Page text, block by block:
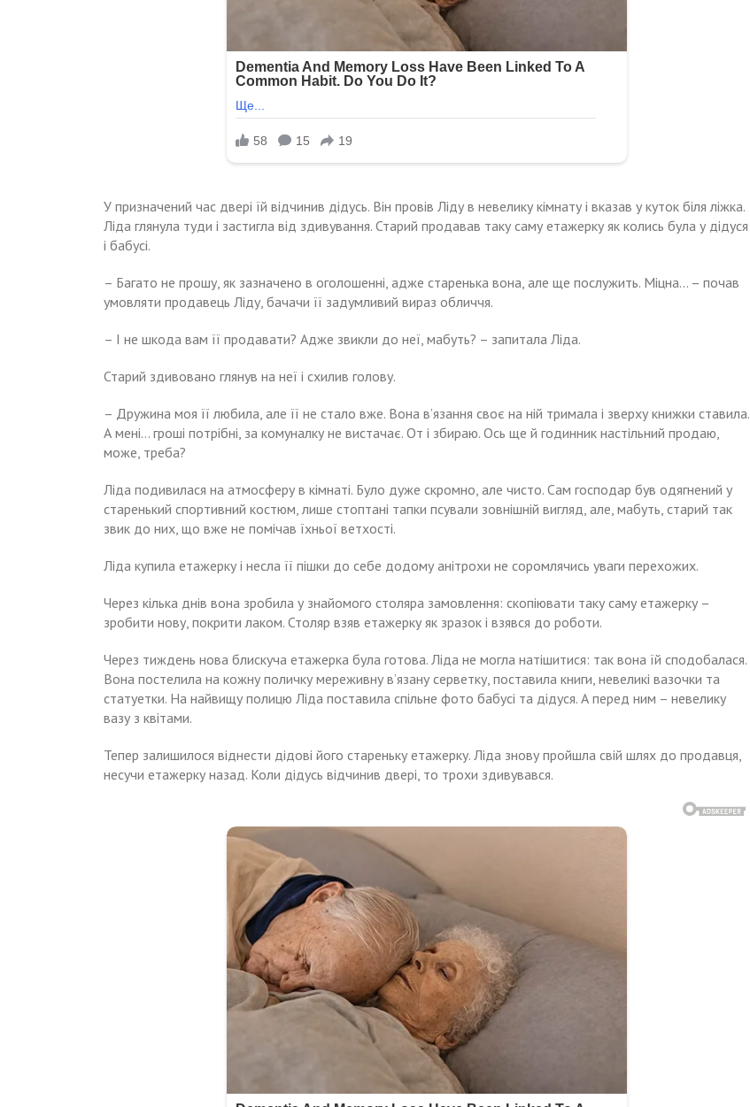
У призначений час двері їй відчинив дідусь. Він провів Ліду в невелику кімнату і вказав у куток біля ліжка.
Ліда глянула туди і застигла від здивування. Старий продавав таку саму етажерку як колись була у дідуся
і бабусі.
– Багато не прошу, як зазначено в оголошенні, адже старенька вона, але ще послужить. Міцна… – почав
умовляти продавець Ліду, бачачи її задумливий вираз обличчя.
– І не шкода вам її продавати? Адже звикли до неї, мабуть? – запитала Ліда.
Старий здивовано глянув на неї і схилив голову.
– Дружина моя її любила, але її не стало вже. Вона в’язання своє на ній тримала і зверху книжки ставила.
А мені… гроші потрібні, за комуналку не вистачає. От і збираю. Ось ще й годинник настільний продаю,
може, треба?
Ліда подивилася на атмосферу в кімнаті. Було дуже скромно, але чисто. Сам господар був одягнений у
старенький спортивний костюм, лише стоптані тапки псували зовнішній вигляд, але, мабуть, старий так
звик до них, що вже не помічав їхньої ветхості.
Ліда купила етажерку і несла її пішки до себе додому анітрохи не соромлячись уваги перехожих.
Через кілька днів вона зробила у знайомого столяра замовлення: скопіювати таку саму етажерку –
зробити нову, покрити лаком. Столяр взяв етажерку як зразок і взявся до роботи.
Через тиждень нова блискуча етажерка була готова. Ліда не могла натішитися: так вона їй сподобалася.
Вона постелила на кожну поличку мереживну в’язану серветку, поставила книги, невеликі вазочки та
статуетки. На найвищу полицю Ліда поставила спільне фото бабусі та дідуся. А перед ним – невелику
вазу з квітами.
Тепер залишилося віднести дідові його стареньку етажерку. Ліда знову пройшла свій шлях до продавця,
несучи етажерку назад. Коли дідусь відчинив двері, то трохи здивувався.